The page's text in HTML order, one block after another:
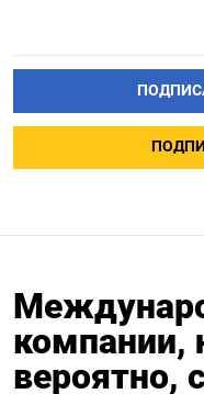
компании,
вероятно,